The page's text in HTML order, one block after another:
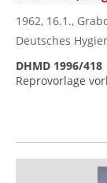
1962, 16.1.,
Deutsches
DHMD 1996/418
Reprovorlage